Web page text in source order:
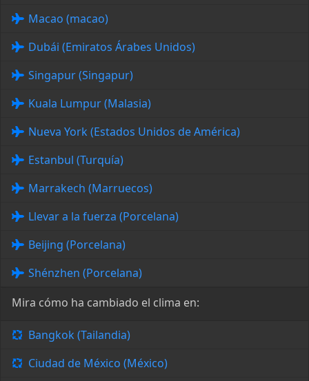
Macao (macao)
Dubái (Emiratos Árabes Unidos)
Singapur (Singapur)
Kuala Lumpur (Malasia)
Nueva York (Estados Unidos de América)
Estanbul (Turquía)
Marrakech (Marruecos)
Llevar a la fuerza (Porcelana)
Beijing (Porcelana)
Shénzhen (Porcelana)
Mira cómo ha cambiado el clima en:
Bangkok (Tailandia)
Ciudad de México (México)